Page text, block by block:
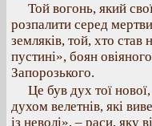
Той вогонь, який
розпалити серед
земляків, той, хто
пустині», боян
Запорозького.
Це був дух тої
духом велетнів, які
із неволі», – раси, яку